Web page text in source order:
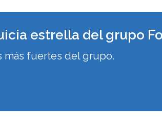
estrella del grupo
más fuertes del grupo.